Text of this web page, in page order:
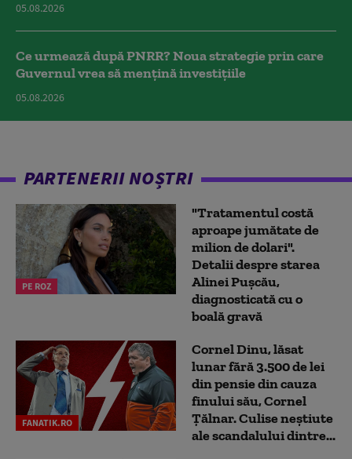
05.08.2026
Ce urmează după PNRR? Noua strategie prin care
Guvernul vrea să mențină investițiile
05.08.2026
PARTENERII NOȘTRI
PE ROZ
"Tratamentul costă
aproape jumătate de
milion de dolari".
Detalii despre starea
Alinei Pușcău,
diagnosticată cu o
boală gravă
FANATIK.RO
Cornel Dinu, lăsat
lunar fără 3.500 de lei
din pensie din cauza
finului său, Cornel
Țălnar. Culise neștiute
ale scandalului dintre...